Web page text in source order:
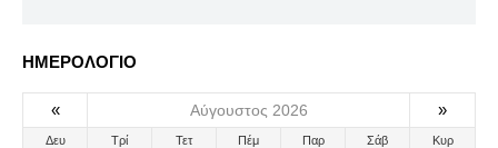
ΗΜΕΡΟΛΟΓΙΟ
« Αύγουστος 2026 »
Δευ Τρί Τετ Πέμ Παρ Σάβ Κυρ